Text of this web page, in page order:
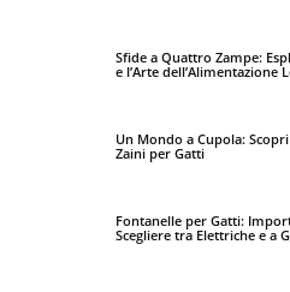
Sfide a Quattro Zampe:
e l’Arte dell’Alimentazione
Un Mondo a Cupola:
Zaini per Gatti
Fontanelle per Gatti:
Scegliere tra Elettriche e a